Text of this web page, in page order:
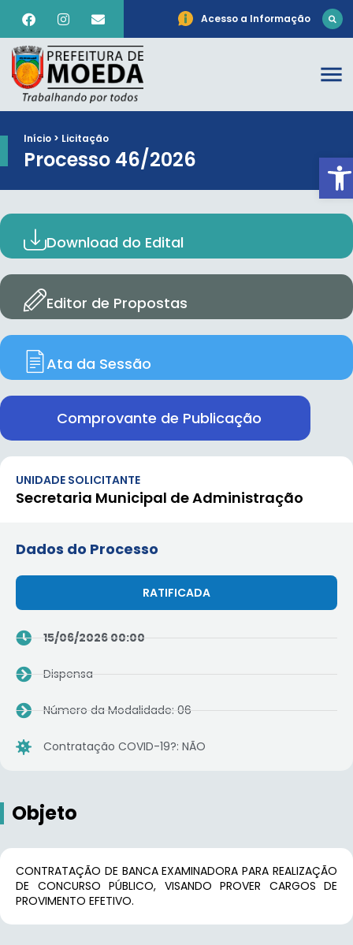
Acesso a Informação
Início > Licitação
Processo 46/2026
Download do Edital
Editor de Propostas
Ata da Sessão
Comprovante de Publicação
UNIDADE SOLICITANTE
Secretaria Municipal de Administração
Dados do Processo
RATIFICADA
15/06/2026 00:00
Dispensa
Número da Modalidade: 06
Contratação COVID-19?: NÃO
Objeto
CONTRATAÇÃO DE BANCA EXAMINADORA PARA REALIZAÇÃO
DE CONCURSO PÚBLICO, VISANDO PROVER CARGOS DE
PROVIMENTO EFETIVO.